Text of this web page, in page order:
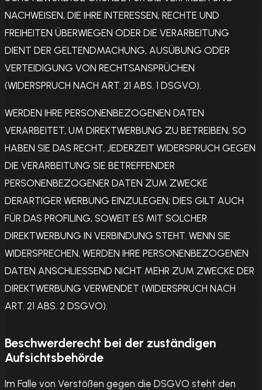
NACHWEISEN, DIE IHRE INTERESSEN, RECHTE UND
FREIHEITEN ÜBERWIEGEN ODER DIE VERARBEITUNG
DIENT DER GELTENDMACHUNG, AUSÜBUNG ODER
VERTEIDIGUNG VON RECHTSANSPRÜCHEN
(WIDERSPRUCH NACH ART. 21 ABS. 1 DSGVO).
WERDEN IHRE PERSONENBEZOGENEN DATEN
VERARBEITET, UM DIREKTWERBUNG ZU BETREIBEN, SO
HABEN SIE DAS RECHT, JEDERZEIT WIDERSPRUCH GEGEN
DIE VERARBEITUNG SIE BETREFFENDER
PERSONENBEZOGENER DATEN ZUM ZWECKE
DERARTIGER WERBUNG EINZULEGEN; DIES GILT AUCH
FÜR DAS PROFILING, SOWEIT ES MIT SOLCHER
DIREKTWERBUNG IN VERBINDUNG STEHT. WENN SIE
WIDERSPRECHEN, WERDEN IHRE PERSONENBEZOGENEN
DATEN ANSCHLIESSEND NICHT MEHR ZUM ZWECKE DER
DIREKTWERBUNG VERWENDET (WIDERSPRUCH NACH
ART. 21 ABS. 2 DSGVO).
Beschwerde­recht bei der zuständigen
Aufsichts­behörde
Im Falle von Verstößen gegen die DSGVO steht den